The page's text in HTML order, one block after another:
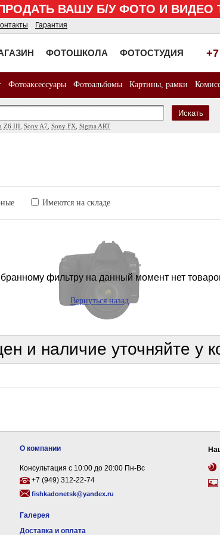
ВАШУ Б/У ФОТО И ВИДЕО
Гарантия
ФОТОШКОЛА ФОТОСТУДИЯ
Фотоаксессуары Фотоальбомы Картины, рамки
Искать
Z6 III Sony A7 Sony FX Sigma ART
Имеются на складе
фильтру на данный момент нет
Вернуться назад
и наличие уточняйте у
О компании
Консультация с 10:00 до 20:00 Пн-Вс
+7 (949) 312-22-74
fishkadonetsk@yandex.ru
Галерея
Доставка и оплата